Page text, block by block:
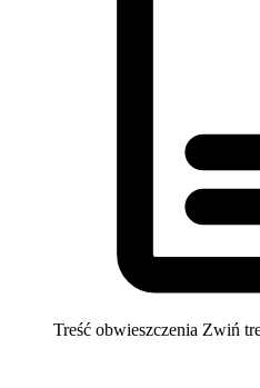
Treść obwieszczenia Zwiń